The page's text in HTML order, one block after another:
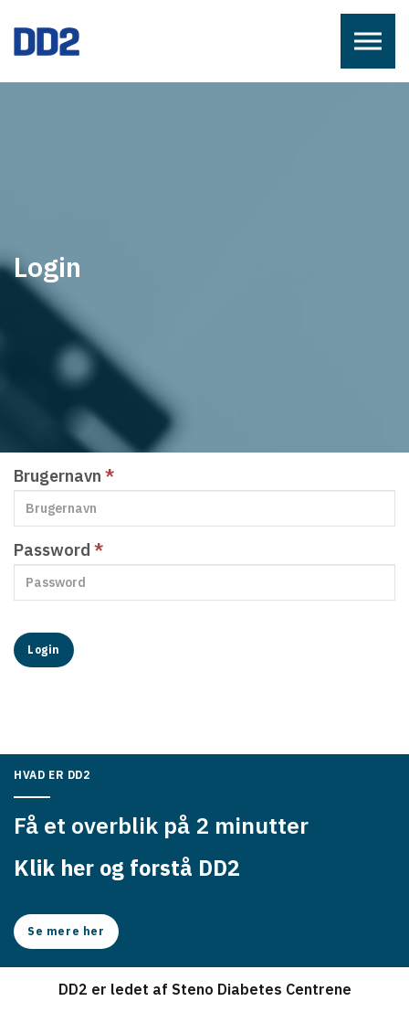
Login
Brugernavn *
Password *
Login
HVAD ER DD2
Få et overblik på 2 minutter
Klik her og forstå DD2
Se mere her
DD2 er ledet af Steno Diabetes Centrene